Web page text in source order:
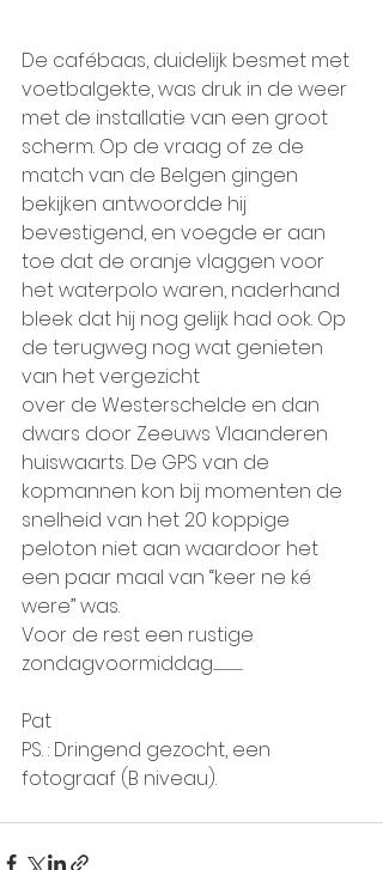
De cafébaas, duidelijk besmet met
voetbalgekte, was druk in de weer
met de installatie van een groot
scherm. Op de vraag of ze de
match van de Belgen gingen
bekijken antwoordde hij
bevestigend, en voegde er aan
toe dat de oranje vlaggen voor
het waterpolo waren, naderhand
bleek dat hij nog gelijk had ook. Op
de terugweg nog wat genieten
van het vergezicht
over de Westerschelde en dan
dwars door Zeeuws Vlaanderen
huiswaarts. De GPS van de
kopmannen kon bij momenten de
snelheid van het 20 koppige
peloton niet aan waardoor het
een paar maal van “keer ne ké
were” was.
Voor de rest een rustige
zondagvoormiddag.........................
Pat
PS. : Dringend gezocht, een
fotograaf (B niveau).